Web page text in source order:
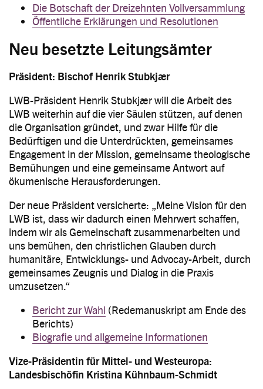
Die Botschaft der Dreizehnten Vollversammlung
Öffentliche Erklärungen und Resolutionen
Neu besetzte Leitungsämter
Präsident: Bischof Henrik Stubkjær
LWB-Präsident Henrik Stubkjær will die Arbeit des
LWB weiterhin auf die vier Säulen stützen, auf denen
die Organisation gründet, und zwar Hilfe für die
Bedürftigen und die Unterdrückten, gemeinsames
Engagement in der Mission, gemeinsame theologische
Bemühungen und eine gemeinsame Antwort auf
ökumenische Herausforderungen.
Der neue Präsident versicherte: „Meine Vision für den
LWB ist, dass wir dadurch einen Mehrwert schaffen,
indem wir als Gemeinschaft zusammenarbeiten und
uns bemühen, den christlichen Glauben durch
humanitäre, Entwicklungs- und Advocay-Arbeit, durch
gemeinsames Zeugnis und Dialog in die Praxis
umzusetzen.“
Bericht zur Wahl (Redemanuskript am Ende des
Berichts)
Biografie und allgemeine Informationen
Vize-Präsidentin für Mittel- und Westeuropa:
Landesbischöfin Kristina Kühnbaum-Schmidt